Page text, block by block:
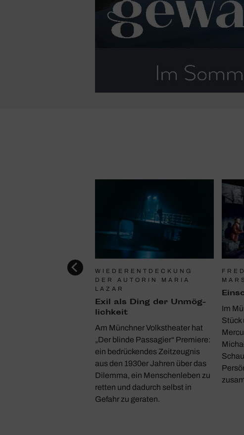
WIEDERENTDECKUNG
DER AUTORIN MARIA
LAZAR
Exil als Ding der Unmög­
lich­keit
Am Münchner Volkstheater hat
„Der blinde Passagier“ Premiere:
ein bedrückendes Zeitzeugnis
aus den 1930er Jahren über das
Dilemma, ein Menschenleben zu
retten und dadurch selbst in
Gefahr zu geraten.
Im
Stück